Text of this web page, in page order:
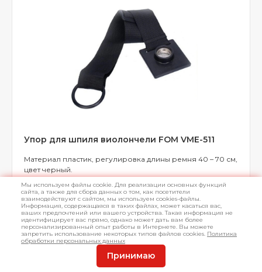
Упор для шпиля виолончели FOM VME-511
Материал пластик, регулировка длины ремня 40 – 70 см,
цвет черный.
Арт.L059751 В наличии
КУПИТЬ
Мы используем файлы cookie. Для реализации основных функций
сайта, а также для сбора данных о том, как посетители
взаимодействуют с сайтом, мы используем cookies-файлы.
Информация, содержащаяся в таких файлах, может касаться вас,
ваших предпочтений или вашего устройства. Такая информация не
идентифицирует вас прямо, однако может дать вам более
персонализированный опыт работы в Интернете. Вы можете
запретить использование некоторых типов файлов cookies. Политика
обработки персональных данных
Принимаю